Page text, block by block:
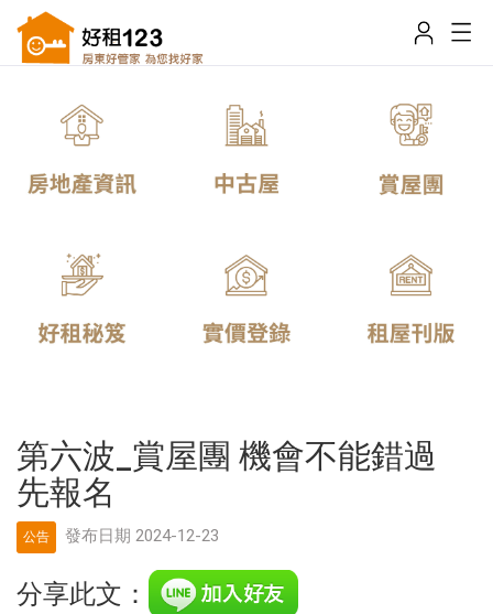
第六波_賞屋團 機會不能錯過
先報名
公告 發布日期 2024-12-23
分享此文：